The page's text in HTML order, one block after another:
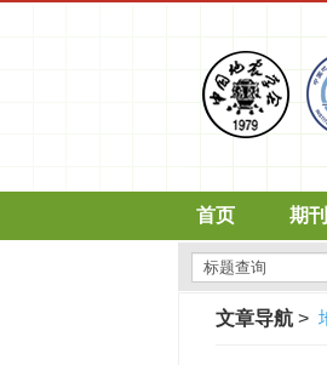
首页 期
文章导航 >